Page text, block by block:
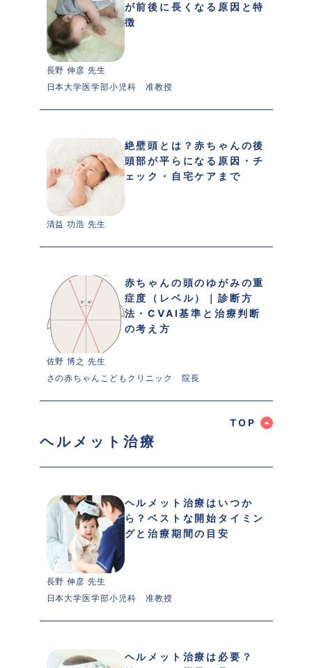
が前後に長くなる原因と特
徴
長野 伸彦 先生
日本大学医学部小児科　准教授
絶壁頭とは？赤ちゃんの後
頭部が平らになる原因・チ
ェック・自宅ケアまで
清益 功浩 先生
赤ちゃんの頭のゆがみの重
症度（レベル）｜診断方
法・CVAI基準と治療判断
の考え方
佐野 博之 先生
さの赤ちゃんこどもクリニック　院長
TOP
ヘルメット治療
ヘルメット治療はいつか
ら？ベストな開始タイミン
グと治療期間の目安
長野 伸彦 先生
日本大学医学部小児科　准教授
ヘルメット治療は必要？